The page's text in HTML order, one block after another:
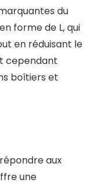
du
forme de L, qui
en réduisant le
cependant
boîtiers et
aux
une